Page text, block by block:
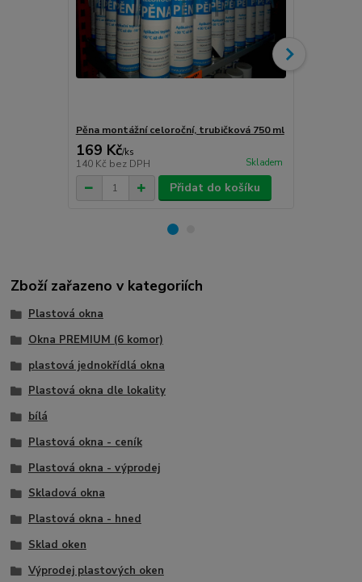
Pěna montážní celoroční, trubičková 750 ml
169 Kč/ks
140 Kč bez DPH Skladem
Přidat do košíku
Zboží zařazeno v kategoriích
Plastová okna
Okna PREMIUM (6 komor)
plastová jednokřídlá okna
Plastová okna dle lokality
bílá
Plastová okna - ceník
Plastová okna - výprodej
Skladová okna
Plastová okna - hned
Sklad oken
Výprodej plastových oken